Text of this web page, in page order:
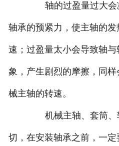
轴的过盈量过大会
轴承的预紧力，使主轴的
速；过盈量太小会导致轴
象，产生剧烈的摩擦，同
械主轴的转速。
机械主轴、套筒、
切，在安装轴承之前，一